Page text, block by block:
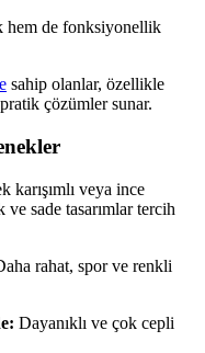
hem de fonksiyonellik
sahip olanlar, özellikle
çözümler sunar.
karışımlı veya ince
ve sade tasarımlar tercih
rahat, spor ve renkli
Dayanıklı ve çok cepli